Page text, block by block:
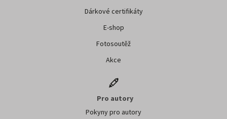
Dárkové certifikáty
E-shop
Fotosoutěž
Akce
Pro autory
Pokyny pro autory